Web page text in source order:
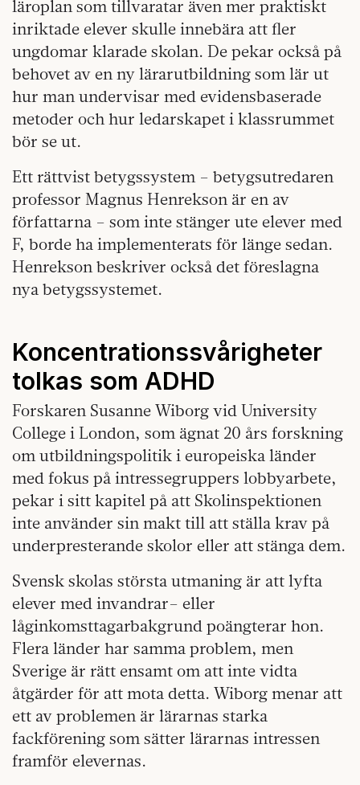
läroplan som tillvaratar även mer praktiskt
inriktade elever skulle innebära att fler
ungdomar klarade skolan. De pekar också på
behovet av en ny lärarutbildning som lär ut
hur man undervisar med evidensbaserade
metoder och hur ledarskapet i klassrummet
bör se ut.
Ett rättvist betygssystem – betygsutredaren
professor Magnus Henrekson är en av
författarna – som inte stänger ute elever med
F, borde ha implementerats för länge sedan.
Henrekson beskriver också det föreslagna
nya betygssystemet.
Koncentrationssvårigheter
tolkas som ADHD
Forskaren Susanne Wiborg vid University
College i London, som ägnat 20 års forskning
om utbildningspolitik i europeiska länder
med fokus på intressegruppers lobbyarbete,
pekar i sitt kapitel på att Skolinspektionen
inte använder sin makt till att ställa krav på
underpresterande skolor eller att stänga dem.
Svensk skolas största utmaning är att lyfta
elever med invandrar– eller
låginkomsttagarbakgrund poängterar hon.
Flera länder har samma problem, men
Sverige är rätt ensamt om att inte vidta
åtgärder för att mota detta. Wiborg menar att
ett av problemen är lärarnas starka
fackförening som sätter lärarnas intressen
framför elevernas.